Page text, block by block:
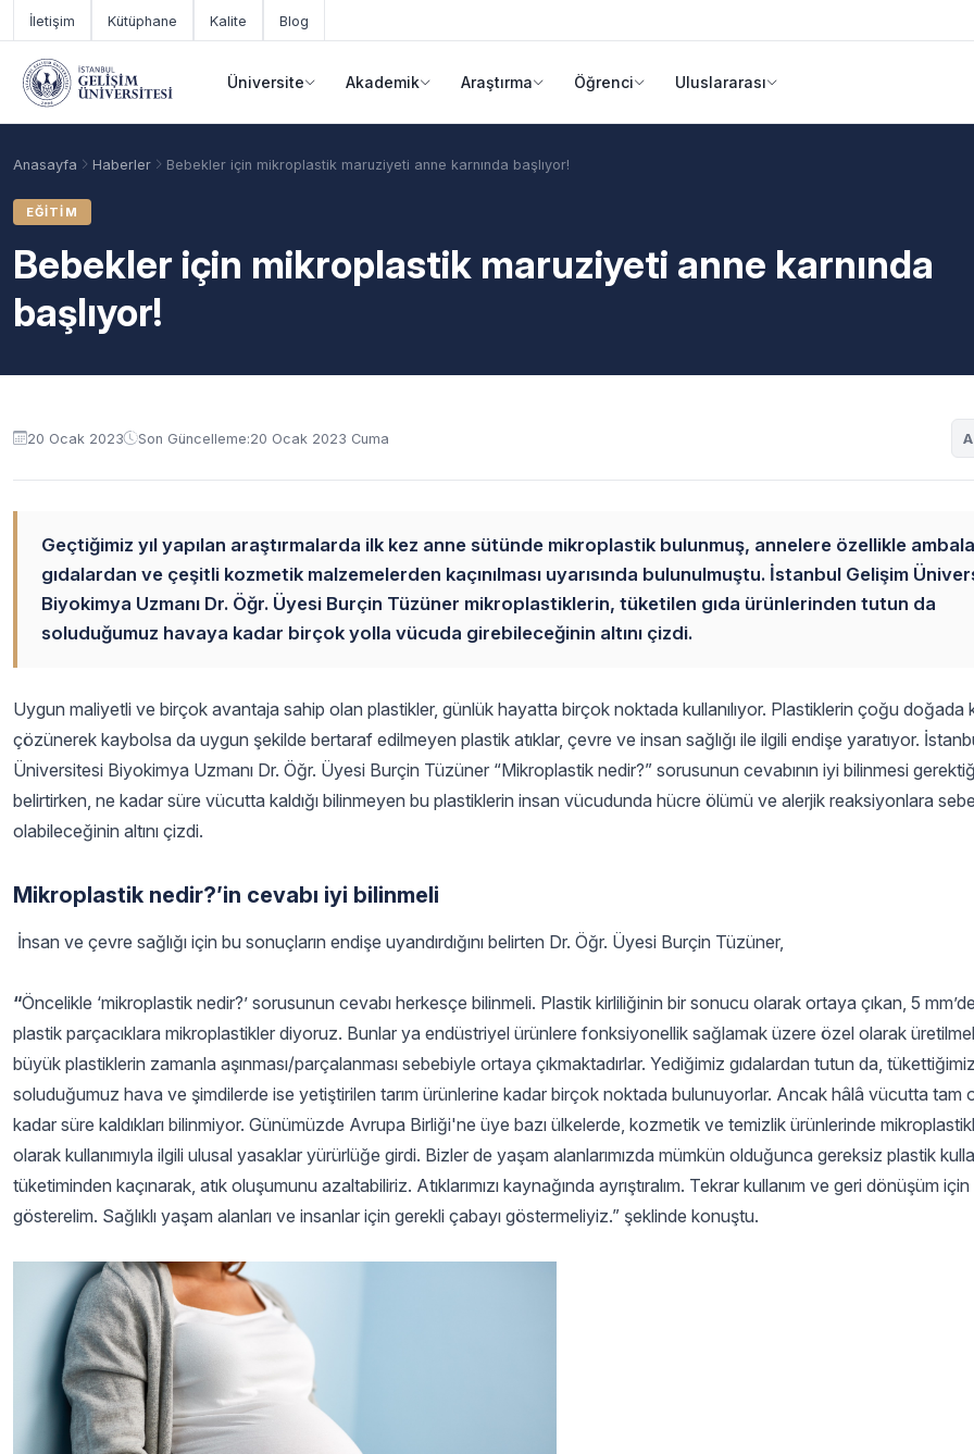
Ana içeriğe geç
İletişim Kütüphane Kalite Blog
Üniversite Akademik Araştırma Öğrenci Uluslararası
Anasayfa Haberler Bebekler için mikroplastik maruziyeti anne karnında başlıyor!
EĞITIM
Bebekler için mikroplastik maruziyeti anne karnında
başlıyor!
20 Ocak 2023 Son Güncelleme:20 Ocak 2023 Cuma
Geçtiğimiz yıl yapılan araştırmalarda ilk kez anne sütünde mikroplastik bulunmuş, annelere özellikle
gıdalardan ve çeşitli kozmetik malzemelerden kaçınılması uyarısında bulunulmuştu. İstanbul Gelişim
Biyokimya Uzmanı Dr. Öğr. Üyesi Burçin Tüzüner mikroplastiklerin, tüketilen gıda ürünlerinden tutun da
soluduğumuz havaya kadar birçok yolla vücuda girebileceğinin altını çizdi.
Uygun maliyetli ve birçok avantaja sahip olan plastikler, günlük hayatta birçok noktada kullanılıyor. Plastiklerin çoğu doğada
çözünerek kaybolsa da uygun şekilde bertaraf edilmeyen plastik atıklar, çevre ve insan sağlığı ile ilgili endişe yaratıyor.
Üniversitesi Biyokimya Uzmanı Dr. Öğr. Üyesi Burçin Tüzüner “Mikroplastik nedir?” sorusunun cevabının iyi bilinmesi
belirtirken, ne kadar süre vücutta kaldığı bilinmeyen bu plastiklerin insan vücudunda hücre ölümü ve alerjik reaksiyonlara
olabileceğinin altını çizdi.
Mikroplastik nedir?’in cevabı iyi bilinmeli
İnsan ve çevre sağlığı için bu sonuçların endişe uyandırdığını belirten Dr. Öğr. Üyesi Burçin Tüzüner,
“Öncelikle ‘mikroplastik nedir?’ sorusunun cevabı herkesçe bilinmeli. Plastik kirliliğinin bir sonucu olarak ortaya çıkan, 5
plastik parçacıklara mikroplastikler diyoruz. Bunlar ya endüstriyel ürünlere fonksiyonellik sağlamak üzere özel olarak
büyük plastiklerin zamanla aşınması/parçalanması sebebiyle ortaya çıkmaktadırlar. Yediğimiz gıdalardan tutun da,
soluduğumuz hava ve şimdilerde ise yetiştirilen tarım ürünlerine kadar birçok noktada bulunuyorlar. Ancak hâlâ vücutta tam
kadar süre kaldıkları bilinmiyor. Günümüzde Avrupa Birliği'ne üye bazı ülkelerde, kozmetik ve temizlik ürünlerinde
olarak kullanımıyla ilgili ulusal yasaklar yürürlüğe girdi. Bizler de yaşam alanlarımızda mümkün olduğunca gereksiz plastik
tüketiminden kaçınarak, atık oluşumunu azaltabiliriz. Atıklarımızı kaynağında ayrıştıralım. Tekrar kullanım ve geri dönüşüm
gösterelim. Sağlıklı yaşam alanları ve insanlar için gerekli çabayı göstermeliyiz.” şeklinde konuştu.